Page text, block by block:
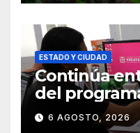
ESTADO Y CIUDAD
Continúa
del
el Mar
6 AGOSTO, 2026